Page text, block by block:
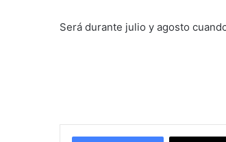
Será durante julio y agosto